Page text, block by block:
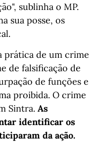
sublinha o MP.
sua posse, os
prática de um crime
de falsificação de
de funções e
proibida. O crime
Sintra. As
identificar os
da ação.